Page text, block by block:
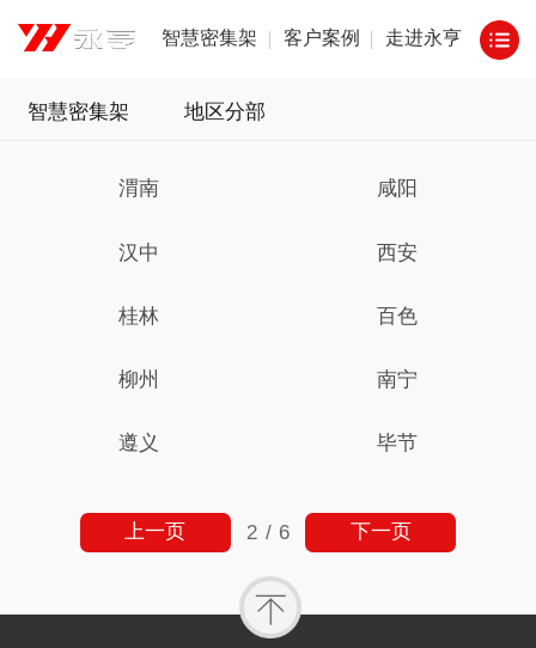
智慧密集架 客户案例 走进永亨
智慧密集架 地区分部
渭南 咸阳
汉中 西安
桂林 百色
柳州 南宁
遵义 毕节
2 / 6
上一页 下一页